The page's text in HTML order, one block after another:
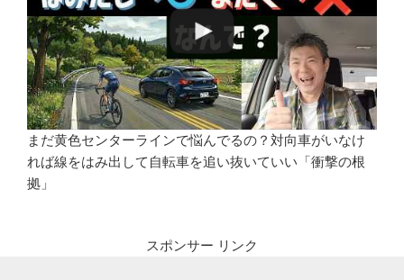
まだ黄色センターラインで悩んでるの？対向車がいなけ
れば線をはみ出して自転車を追い抜いていい「衝撃の根
拠」
スポンサー リンク